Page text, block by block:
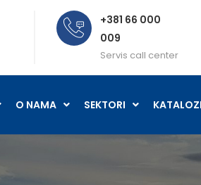
+381 66 000
009
Servis call center
O NAMA SEKTORI KATALOZI